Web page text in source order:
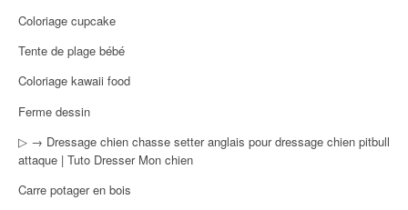
Coloriage cupcake
Tente de plage bébé
Coloriage kawaii food
Ferme dessin
▷ → Dressage chien chasse setter anglais pour dressage chien pitbull
attaque | Tuto Dresser Mon chien
Carre potager en bois